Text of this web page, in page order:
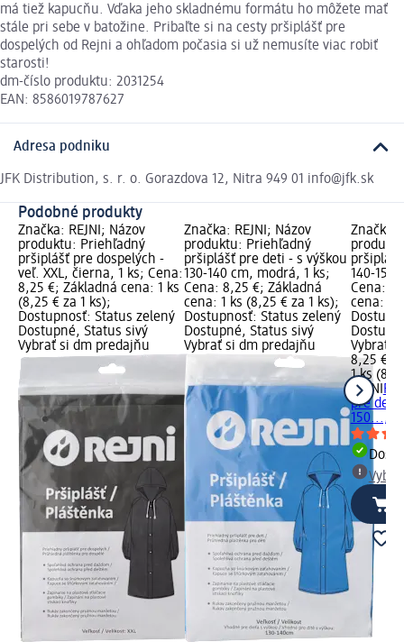
má tiež kapucňu. Vďaka jeho skladnému formátu ho môžete mať
stále pri sebe v batožine. Pribaľte si na cesty pršiplášť pre
dospelých od Rejni a ohľadom počasia si už nemusíte viac robiť
starosti!
dm-číslo produktu: 2031254
EAN: 8586019787627
Adresa podniku
JFK Distribution, s. r. o. Gorazdova 12, Nitra 949 01 info@jfk.sk
Podobné produkty
Značka: REJNI; Názov
produktu: Priehľadný
pršiplášť pre dospelých -
veľ. XXL, čierna, 1 ks; Cena:
8,25 €; Základná cena: 1 ks
(8,25 € za 1 ks);
Dostupnosť: Status zelený
Dostupné, Status sivý
Vybrať si dm predajňu
Značka: REJNI; Názov
produktu: Priehľadný
pršiplášť pre deti - s výškou
130-140 cm, modrá, 1 ks;
Cena: 8,25 €; Základná
cena: 1 ks (8,25 € za 1 ks);
Dostupnosť: Status zelený
Dostupné, Status sivý
Vybrať si dm predajňu
Značka:
140-150
Cena:
cena: 1
Vybrať
8,25 €
1 ks
REJNI
pre deti
150..., 1